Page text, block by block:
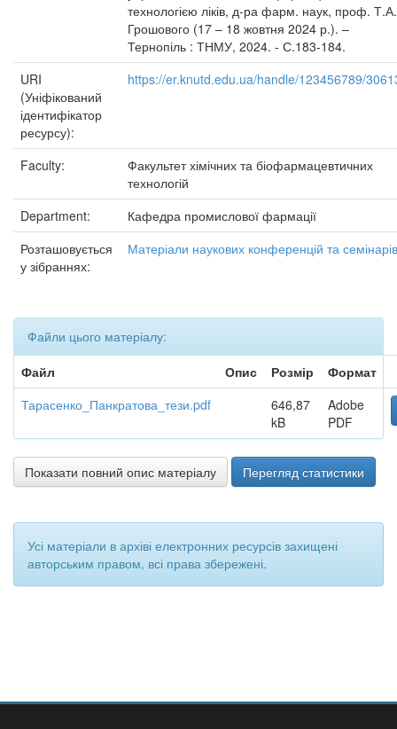
технологією ліків, д-ра фарм. наук, проф. Т.А.
Грошового (17 – 18 жовтня 2024 р.). –
Тернопіль : ТНМУ, 2024. - С.183-184.
URI
(Уніфікований
ідентифікатор
ресурсу):
https://er.knutd.edu.ua/handle/123456789/
Faculty:
Факультет хімічних та біофармацевтичних
технологій
Department:
Кафедра промислової фармації
Розташовується
у зібраннях:
Матеріали наукових конференцій та семінарів
Файли цього матеріалу:
Файл
Опис Розмір
Формат
Тарасенко_Панкратова_тези.pdf
646,87
kB
Adobe
PDF
Показати повний опис матеріалу Перегляд статистики
Усі матеріали в архіві електронних ресурсів захищені
авторським правом, всі права збережені.